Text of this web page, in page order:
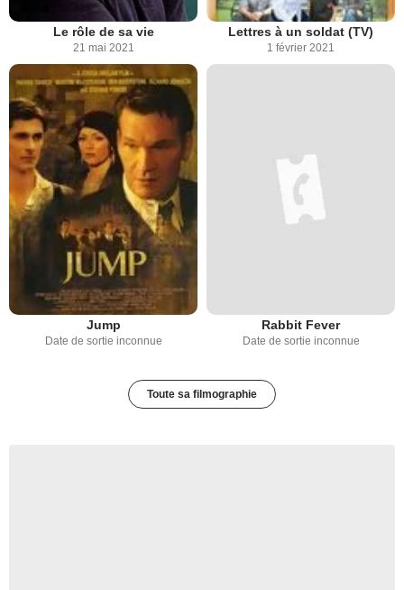
Le rôle de sa vie
21 mai 2021
Lettres à un soldat (TV)
1 février 2021
Jump
Date de sortie inconnue
Rabbit Fever
Date de sortie inconnue
Toute sa filmographie